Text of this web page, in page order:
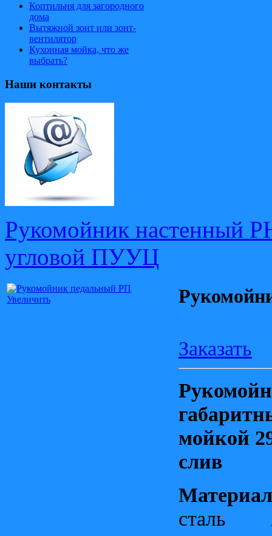
Коптильня для загородного
дома
Вытяжной зонт или зонт-
вентилятор
Кухонная мойка, что же
выбрать?
Наши контакты
Рукомойник настенный
угловой ПУУЦ
Увеличить
Заказать
мойкой
слив
сталь